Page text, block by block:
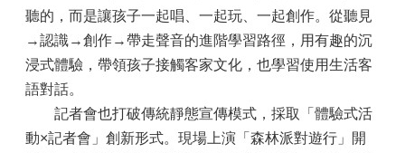
聽的，而是讓孩子一起唱、一起玩、一起創作。從聽見
→認識→創作→帶走聲音的進階學習路徑，用有趣的沉
浸式體驗，帶領孩子接觸客家文化，也學習使用生活客
語對話。
記者會也打破傳統靜態宣傳模式，採取「體驗式活
動×記者會」創新形式。現場上演「森林派對遊行」開